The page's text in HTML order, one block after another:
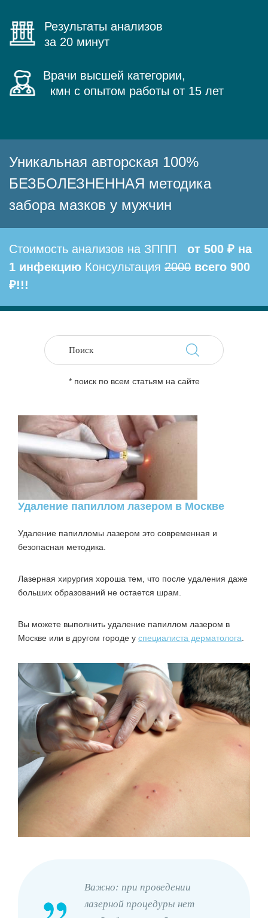
Результаты анализов
за 20 минут
Врачи высшей категории,
кмн с опытом работы от 15 лет
Уникальная авторская 100%
БЕЗБОЛЕЗНЕННАЯ методика
забора мазков у мужчин
Стоимость анализов на ЗППП
от 500 ₽ на
1 инфекцию Консультация 2000 всего 900
₽!!!
* поиск по всем статьям на сайте
Удаление папиллом лазером в Москве
Удаление папилломы лазером это современная и
безопасная методика.
Лазерная хирургия хороша тем, что после удаления даже
больших образований не остается шрам.
Вы можете выполнить удаление папиллом лазером в
Москве или в другом городе у специалиста дерматолога
Важно: при проведении
лазерной процедуры нет